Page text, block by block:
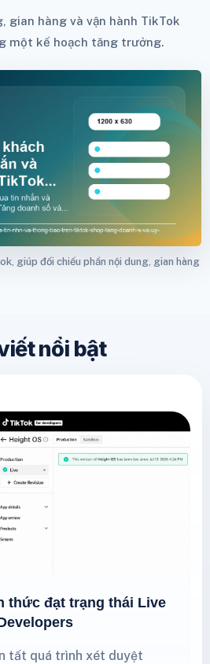
gian hàng và vận hành TikTok
một kế hoạch tăng trưởng.
giúp đối chiếu phần nội dung, gian hàng
nổi bật
thức đạt trạng thái Live
tất quá trình xét duyệt